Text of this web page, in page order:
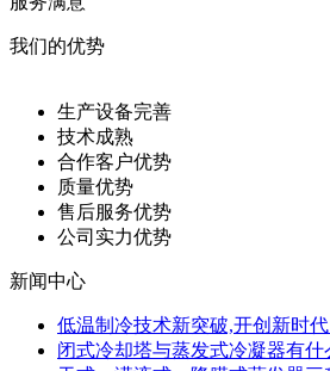
我们的优势
生产设备完善
技术成熟
合作客户优势
质量优势
售后服务优势
公司实力优势
新闻中心
低温制冷技术新突破,开创新时代
闭式冷却塔与蒸发式冷凝器有什